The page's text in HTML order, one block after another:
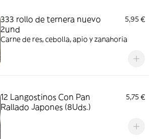
333 rollo de ternera nuevo
2und
5,95 €
Carne de res, cebolla, apio y zanahoria
12 Langostinos Con Pan
Rallado Japones (8Uds.)
5,75 €